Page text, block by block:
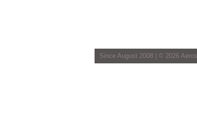
Since August 2008 | © 2026